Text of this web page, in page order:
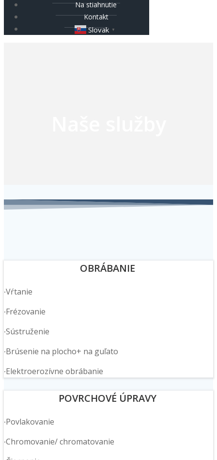
Na stiahnutie
Kontakt
Slovak ▼
OBRÁBANIE
∙Vŕtanie
∙Frézovanie
∙Sústruženie
∙Brúsenie na plocho+ na guľato
∙Elektroerozívne obrábanie
POVRCHOVÉ ÚPRAVY
∙Povlakovanie
∙Chromovanie/ chromatovanie